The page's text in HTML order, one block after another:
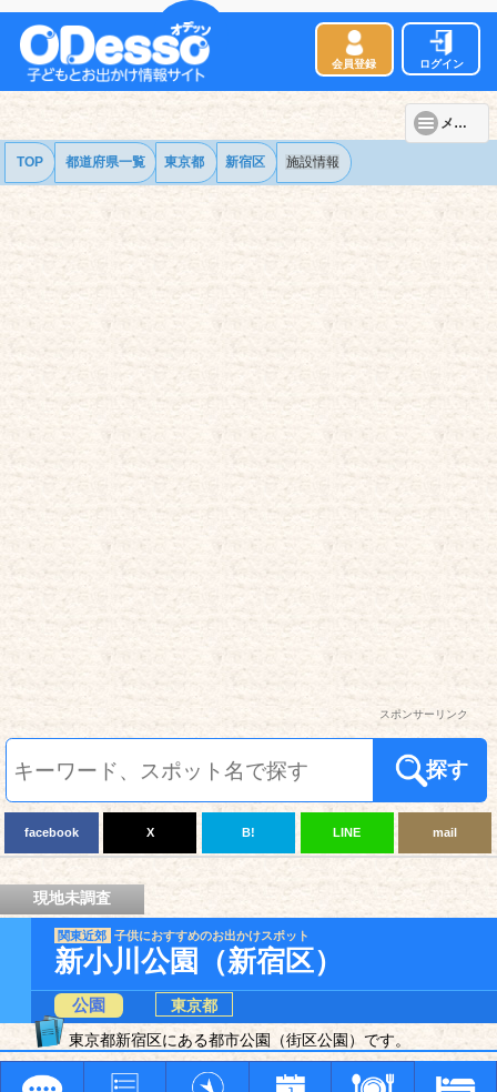
会員登録 ログイン
メニュー
TOP 都道府県一覧 東京都 新宿区 施設情報
スポンサーリンク
探す
facebook X B! LINE mail
現地未調査
関東近郊 子供におすすめのお出かけスポット
新小川公園（新宿区）
公園
東京都
東京都新宿区にある都市公園（街区公園）です。